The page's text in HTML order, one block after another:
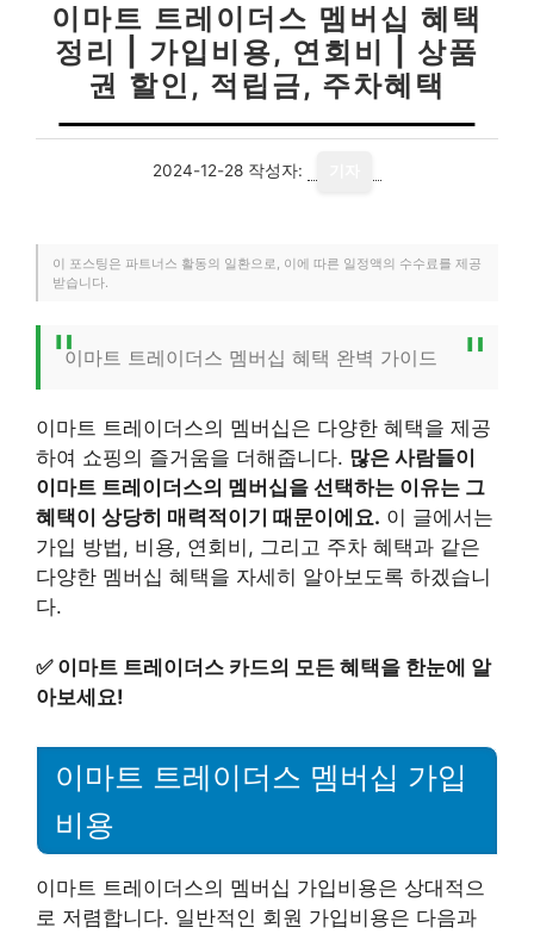
이마트 트레이더스 멤버십 혜택
정리 | 가입비용, 연회비 | 상품
권 할인, 적립금, 주차혜택
2024-12-28 작성자:
이 포스팅은 파트너스 활동의 일환으로, 이에 따른 일정액의 수수료를 제공
받습니다.
이마트 트레이더스 멤버십 혜택 완벽 가이드
이마트 트레이더스의 멤버십은 다양한 혜택을 제공
하여 쇼핑의 즐거움을 더해줍니다. 많은 사람들이
이마트 트레이더스의 멤버십을 선택하는 이유는 그
혜택이 상당히 매력적이기 때문이에요. 이 글에서는
가입 방법, 비용, 연회비, 그리고 주차 혜택과 같은
다양한 멤버십 혜택을 자세히 알아보도록 하겠습니
다.
✅ 이마트 트레이더스 카드의 모든 혜택을 한눈에 알
아보세요!
이마트 트레이더스 멤버십 가입
비용
이마트 트레이더스의 멤버십 가입비용은 상대적으
로 저렴합니다. 일반적인 회원 가입비용은 다음과